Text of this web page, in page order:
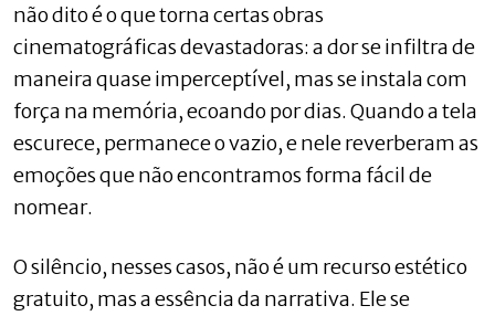
não dito é o que torna certas obras
cinematográficas devastadoras: a dor se infiltra de
maneira quase imperceptível, mas se instala com
força na memória, ecoando por dias. Quando a tela
escurece, permanece o vazio, e nele reverberam as
emoções que não encontramos forma fácil de
nomear.
O silêncio, nesses casos, não é um recurso estético
gratuito, mas a essência da narrativa. Ele se